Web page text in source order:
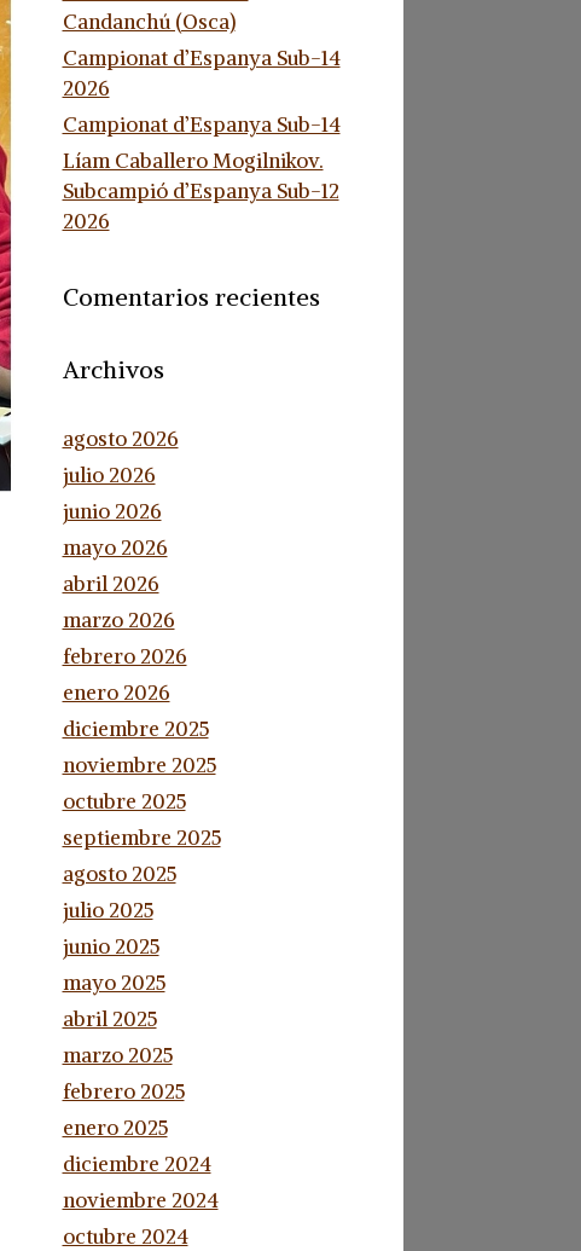
Candanchú (Osca)
Campionat d’Espanya Sub-14
2026
Campionat d’Espanya Sub-14
Líam Caballero Mogilnikov.
Subcampió d’Espanya Sub-12
2026
Comentarios recientes
Archivos
agosto 2026
julio 2026
junio 2026
mayo 2026
abril 2026
marzo 2026
febrero 2026
enero 2026
diciembre 2025
noviembre 2025
octubre 2025
septiembre 2025
agosto 2025
julio 2025
junio 2025
mayo 2025
abril 2025
marzo 2025
febrero 2025
enero 2025
diciembre 2024
noviembre 2024
octubre 2024